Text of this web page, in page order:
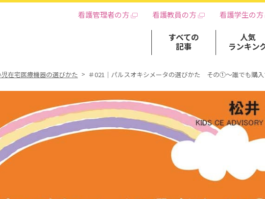
看護管理者の方 看護教員の方 看護学生の方
すべての
記事
人気
ランキン
在宅医療機器の選びかた ＃021｜パルスオキシメータの選びかた その①～誰でも購